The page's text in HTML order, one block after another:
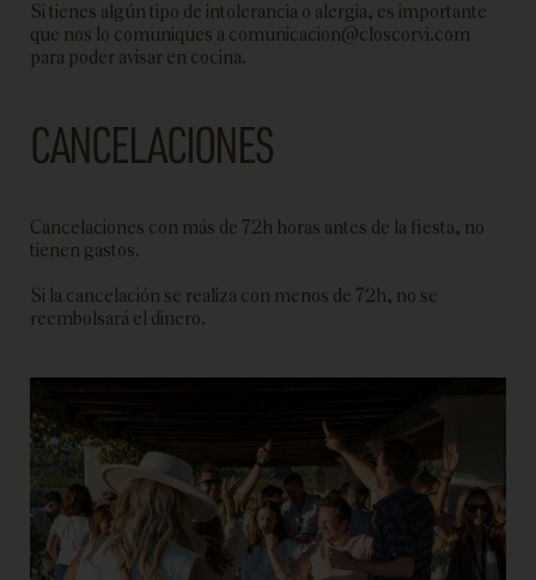
Si tienes algún tipo de intolerancia o alergia, es importante
que nos lo comuniques a comunicacion@closcorvi.com
para poder avisar en cocina.
CANCELACIONES
Cancelaciones con más de 72h horas antes de la fiesta, no
tienen gastos.
Si la cancelación se realiza con menos de 72h, no se
reembolsará el dinero.